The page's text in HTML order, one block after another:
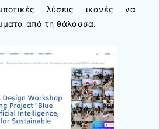
λύσεις ικανές να
από τη θάλασσα.